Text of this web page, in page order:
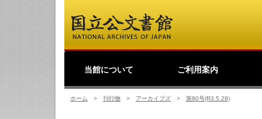
当館について
館長挨拶
事業理念
公文書館概要
業務・活動
歴史公文書等の移管か
ら利用まで
館主催見学会
調査・研究
研修・全国公文書館会
議
国際交流
ご利用案内
利用規則
閲覧室ご利用案内
写しの交付等のご案内
貸出しその他のご案内
取材のご案内
よくあるご質問
ショップ
友の会 デ
日
ホーム > 刊行物 > アーカイブズ > 第80号(R3.5.28)